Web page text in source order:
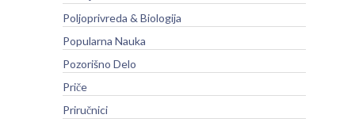
Poljoprivreda & Biologija
Popularna Nauka
Pozorišno Delo
Priče
Priručnici